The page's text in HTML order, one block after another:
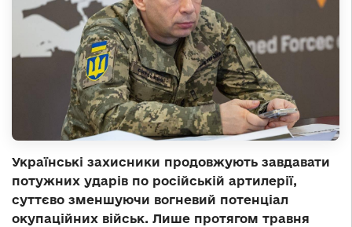
Українські захисники продовжують завдавати
потужних ударів по російській артилерії,
суттєво зменшуючи вогневий потенціал
окупаційних військ. Лише протягом травня